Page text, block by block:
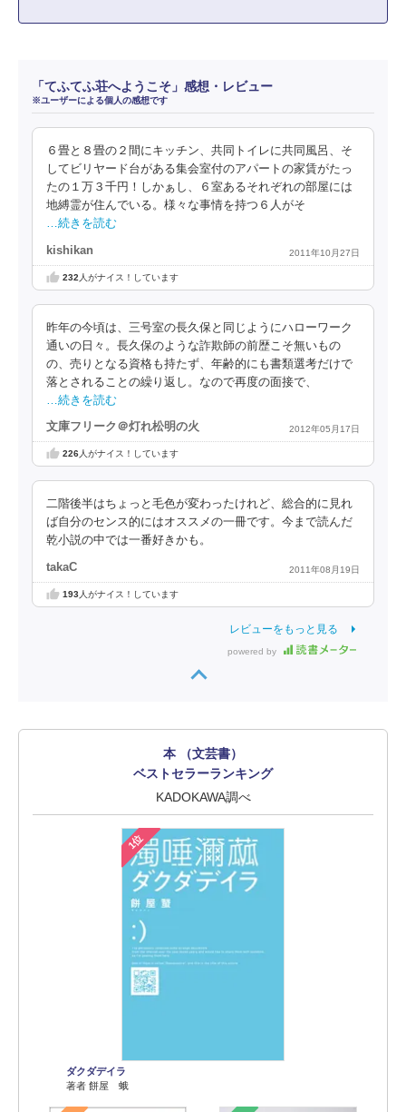
「てふてふ荘へようこそ」感想・レビュー
※ユーザーによる個人の感想です
６畳と８畳の２間にキッチン、共同トイレに共同風呂、そ
してビリヤード台がある集会室付のアパートの家賃がたっ
たの１万３千円！しかぁし、６室あるそれぞれの部屋には
地縛霊が住んでいる。様々な事情を持つ６人がそ
…続きを読む
kishikan 2011年10月27日
232 人がナイス！しています
昨年の今頃は、三号室の長久保と同じようにハローワーク
通いの日々。長久保のような詐欺師の前歴こそ無いもの
の、売りとなる資格も持たず、年齢的にも書類選考だけで
落とされることの繰り返し。なので再度の面接で、
…続きを読む
文庫フリーク＠灯れ松明の火 2012年05月17日
226人がナイス！しています
二階後半はちょっと毛色が変わったけれど、総合的に見れ
ば自分のセンス的にはオススメの一冊です。今まで読んだ
乾小説の中では一番好きかも。
takaC 2011年08月19日
193人がナイス！しています
レビューをもっと見る
powered by
本 （文芸書）
ベストセラーランキング
KADOKAWA調べ
1位
ダクダデイラ
著者 餅屋 蛾